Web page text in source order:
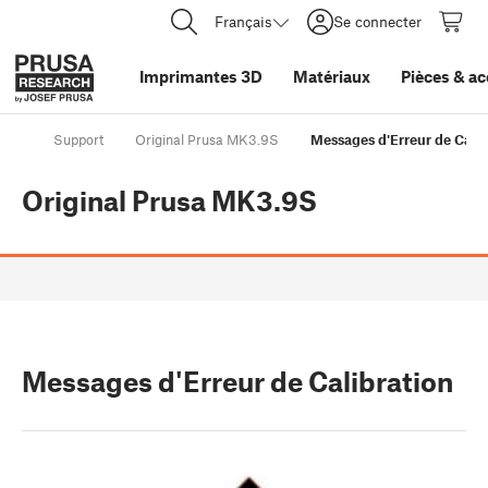
Français Se connecter
Imprimantes 3D Matériaux Pièces &
Support Original Prusa MK3.9S Messages d'Erreur de
Original Prusa MK3.9S
Messages d'Erreur de Calibration